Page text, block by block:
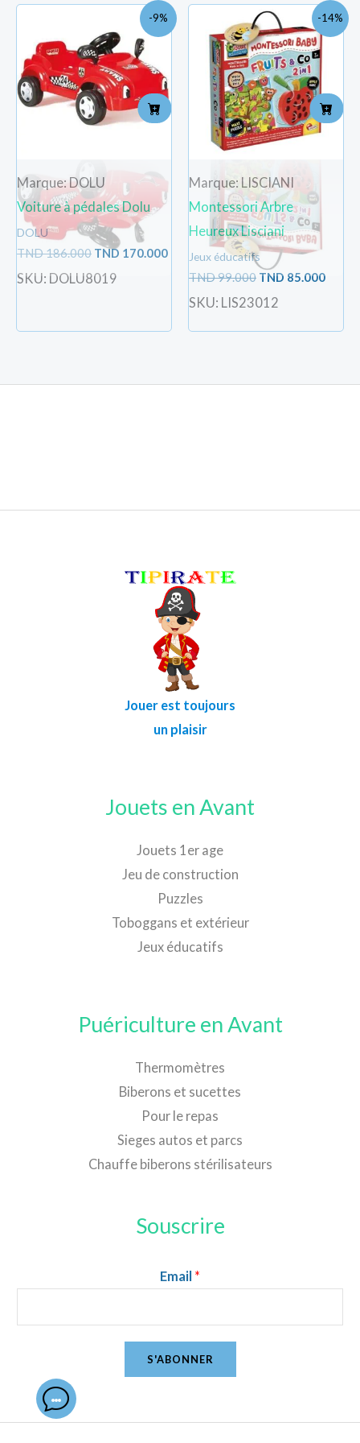
-9%
Marque: DOLU
Voiture à pédales Dolu
DOLU
TND186.000
initial
était :
TND
186.000.
TND 170.000
Le
prix
170.000.
SKU: DOLU8019
-14%
Marque: LISCIANI
Montessori Arbre
Heureux Lisciani
Jeux éducatifs
TND99.000
Le
prix
initial
était :
TND
99.000.
TND 85.000
Le
prix
SKU: LIS23012
Jouer est toujours
un plaisir
Jouets en Avant
Jouets 1er age
Jeu de construction
Puzzles
Toboggans et extérieur
Jeux éducatifs
Puériculture en Avant
Thermomètres
Biberons et sucettes
Pour le repas
Sieges autos et parcs
Chauffe biberons stérilisateurs
Souscrire
Email *
S'ABONNER